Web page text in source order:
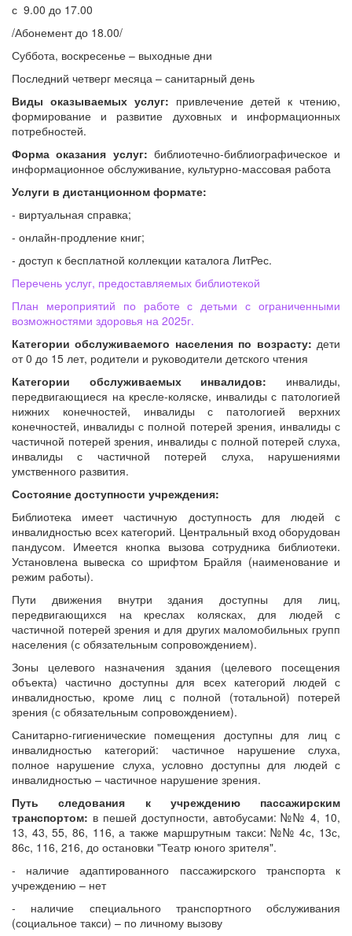
с 9.00 до 17.00
/Абонемент до 18.00/
Суббота, воскресенье – выходные дни
Последний четверг месяца – санитарный день
Виды оказываемых услуг: привлечение детей к чтению,
формирование и развитие духовных и информационных
потребностей.
Форма оказания услуг: библиотечно-библиографическое и
информационное обслуживание, культурно-массовая работа
Услуги в дистанционном формате:
- виртуальная справка;
- онлайн-продление книг;
- доступ к бесплатной коллекции каталога ЛитРес.
Перечень услуг, предоставляемых библиотекой
План мероприятий по работе с детьми с ограниченными
возможностями здоровья на 2025г.
Категории обслуживаемого населения по возрасту: дети
от 0 до 15 лет, родители и руководители детского чтения
Категории обслуживаемых инвалидов: инвалиды,
передвигающиеся на кресле-коляске, инвалиды с патологией
нижних конечностей, инвалиды с патологией верхних
конечностей, инвалиды с полной потерей зрения, инвалиды с
частичной потерей зрения, инвалиды с полной потерей слуха,
инвалиды с частичной потерей слуха, нарушениями
умственного развития.
Состояние доступности учреждения:
Библиотека имеет частичную доступность для людей с
инвалидностью всех категорий. Центральный вход оборудован
пандусом. Имеется кнопка вызова сотрудника библиотеки.
Установлена вывеска со шрифтом Брайля (наименование и
режим работы).
Пути движения внутри здания доступны для лиц,
передвигающихся на креслах колясках, для людей с
частичной потерей зрения и для других маломобильных групп
населения (с обязательным сопровождением).
Зоны целевого назначения здания (целевого посещения
объекта) частично доступны для всех категорий людей с
инвалидностью, кроме лиц с полной (тотальной) потерей
зрения (с обязательным сопровождением).
Санитарно-гигиенические помещения доступны для лиц с
инвалидностью категорий: частичное нарушение слуха,
полное нарушение слуха, условно доступны для людей с
инвалидностью – частичное нарушение зрения.
Путь следования к учреждению пассажирским
транспортом: в пешей доступности, автобусами: №№ 4, 10,
13, 43, 55, 86, 116, а также маршрутным такси: №№ 4с, 13с,
86с, 116, 216, до остановки "Театр юного зрителя".
- наличие адаптированного пассажирского транспорта к
учреждению – нет
- наличие специального транспортного обслуживания
(социальное такси) – по личному вызову